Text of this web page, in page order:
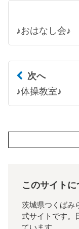
♪おはなし会♪
次へ
♪体操教室♪
このサイトに
茨城県つくばみ
式サイトです。
ています。